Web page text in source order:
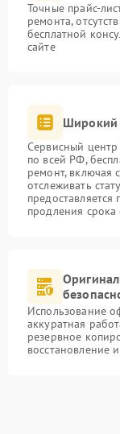
Точные прайс-
ремонта,
бесплатной
сайте
Широкий
Сервисный центр
по всей РФ,
ремонт, включая
отслеживать
продления
Использование
аккуратная
резервное
восстановление